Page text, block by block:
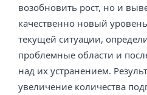
возобновить рост, но и
качественно новый
текущей ситуации,
проблемные области и
над их устранением.
увеличение количества